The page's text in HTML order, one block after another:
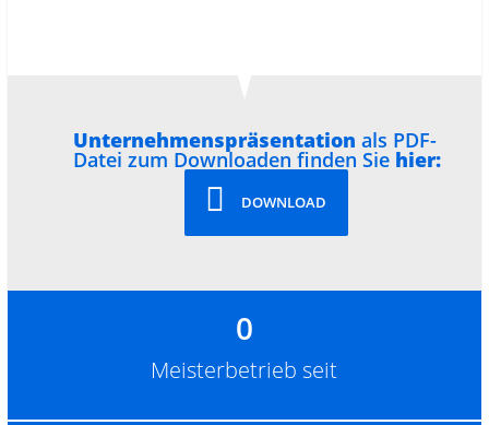
Unternehmenspräsentation als PDF-
Datei zum Downloaden finden Sie hier:
DOWNLOAD
0
Meisterbetrieb seit